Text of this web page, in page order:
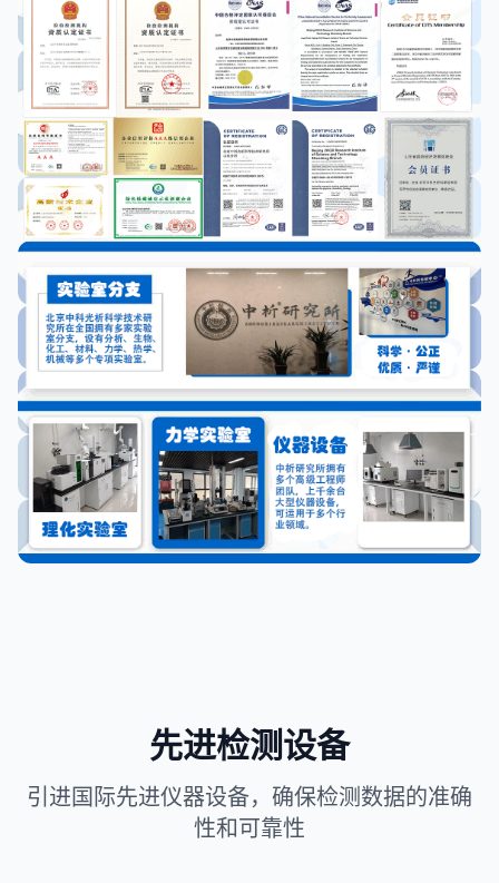
先进检测设备
引进国际先进仪器设备，确保检测数据的准确
性和可靠性